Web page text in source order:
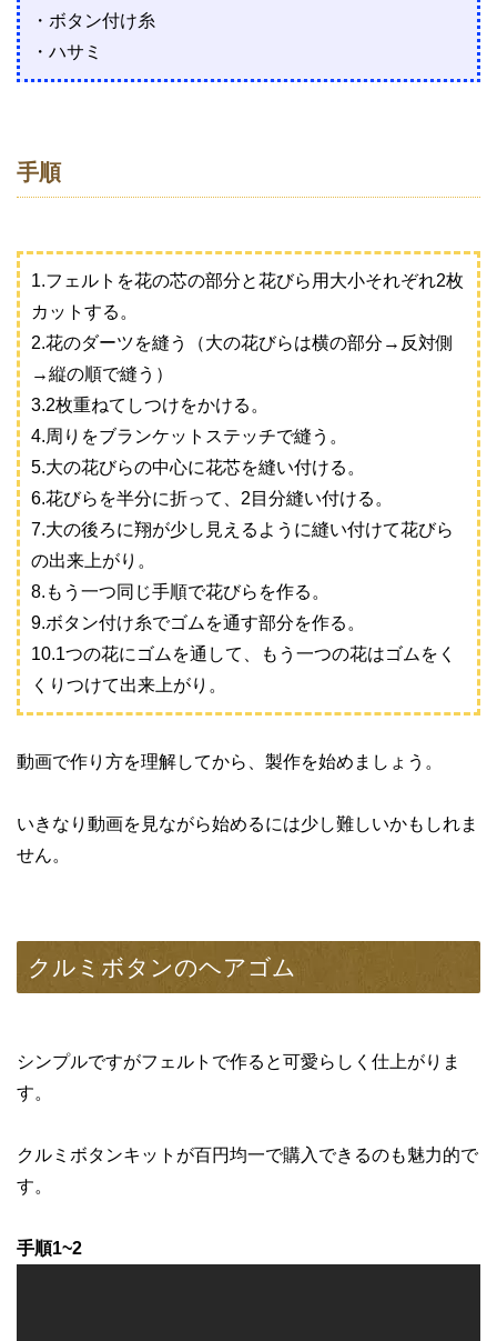
・ボタン付け糸
・ハサミ
手順
1.フェルトを花の芯の部分と花びら用大小それぞれ2枚
カットする。
2.花のダーツを縫う（大の花びらは横の部分→反対側
→縦の順で縫う）
3.2枚重ねてしつけをかける。
4.周りをブランケットステッチで縫う。
5.大の花びらの中心に花芯を縫い付ける。
6.花びらを半分に折って、2目分縫い付ける。
7.大の後ろに翔が少し見えるように縫い付けて花びら
の出来上がり。
8.もう一つ同じ手順で花びらを作る。
9.ボタン付け糸でゴムを通す部分を作る。
10.1つの花にゴムを通して、もう一つの花はゴムをく
くりつけて出来上がり。
動画で作り方を理解してから、製作を始めましょう。
いきなり動画を見ながら始めるには少し難しいかもしれま
せん。
クルミボタンのヘアゴム
シンプルですがフェルトで作ると可愛らしく仕上がりま
す。
クルミボタンキットが百円均一で購入できるのも魅力的で
す。
手順1~2